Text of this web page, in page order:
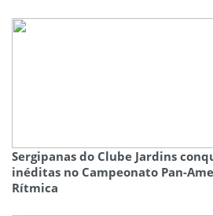
Sergipanas do Clube Jardins
inéditas no Campeonato Pan-
Rítmica